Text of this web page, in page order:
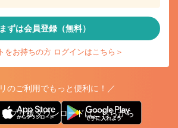
まずは会員登録（無料）
をお持ちの方 ログインはこちら＞
のご利用でもっと便利に！／
アプリ版ダウンロードはこちらから